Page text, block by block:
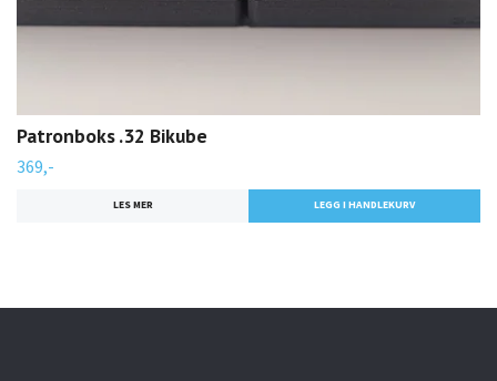
Patronboks .32 Bikube
369,-
LES MER LEGG I HANDLEKURV